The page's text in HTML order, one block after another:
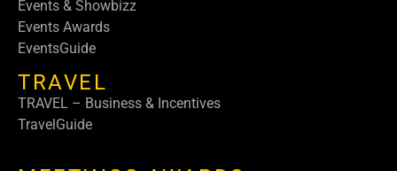
Events & Showbizz
Events Awards
EventsGuide
TRAVEL
TRAVEL – Business & Incentives
TravelGuide